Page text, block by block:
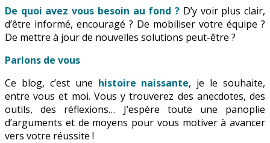
De quoi avez vous besoin au fond ? D’y voir plus clair,
d’être informé, encouragé ? De mobiliser votre équipe ?
De mettre à jour de nouvelles solutions peut-être ?
Parlons de vous
Ce blog, c’est une histoire naissante, je le souhaite,
entre vous et moi. Vous y trouverez des anecdotes, des
outils, des réflexions… J’espère toute une panoplie
d’arguments et de moyens pour vous motiver à avancer
vers votre réussite !